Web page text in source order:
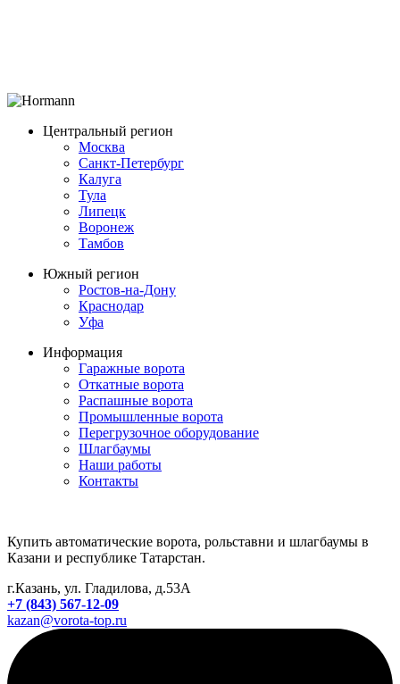
Центральный регион
Москва
Санкт-Петербург
Калуга
Тула
Липецк
Воронеж
Тамбов
Южный регион
Ростов-на-Дону
Краснодар
Уфа
Информация
Гаражные ворота
Откатные ворота
Распашные ворота
Промышленные ворота
Перегрузочное оборудование
Шлагбаумы
Наши работы
Контакты
Купить автоматические ворота, рольставни и шлагбаумы в
Казани и республике Татарстан.
г.Казань, ул. Гладилова, д.53А
+7 (843) 567-12-09
kazan@vorota-top.ru